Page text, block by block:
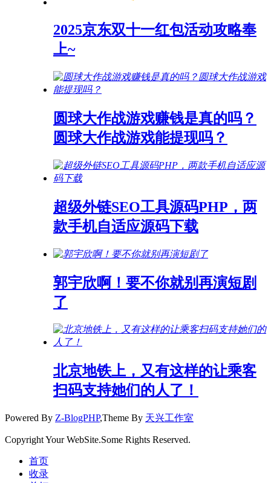
2025京东双十一红包活动攻略奉
上~
圆球大作战游戏赚钱是真的吗？
圆球大作战游戏能提现吗？
超级外链SEO工具源码PHP，两
款手机自适应源码下载
郭宇欣啊！要不你就别再演短剧
了
北京地铁上，又有这样的让乘客
扫码支持她们的人了！
Powered By Z-BlogPHP,Theme By 天兴工作室
Copyright Your WebSite.Some Rights Reserved.
首页
收录